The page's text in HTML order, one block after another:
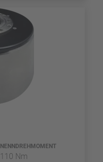
NENNDREHMOMENT
110 Nm